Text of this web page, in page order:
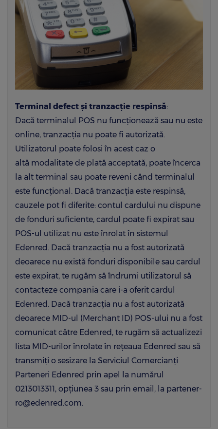
Terminal defect și tranzacție respinsă:
Dacă terminalul POS nu funcționează sau nu este
online, tranzacția nu poate fi autorizată.
Utilizatorul poate folosi în acest caz o
altă modalitate de plată acceptată, poate încerca
la alt terminal sau poate reveni când terminalul
este funcțional. Dacă tranzacția este respinsă,
cauzele pot fi diferite: contul cardului nu dispune
de fonduri suficiente, cardul poate fi expirat sau
POS-ul utilizat nu este înrolat în sistemul
Edenred. Dacă tranzacția nu a fost autorizată
deoarece nu există fonduri disponibile sau cardul
este expirat, te rugăm să îndrumi utilizatorul să
contacteze compania care i-a oferit cardul
Edenred. Dacă tranzacția nu a fost autorizată
deoarece MID-ul (Merchant ID) POS-ului nu a fost
comunicat către Edenred, te rugăm să actualizezi
lista MID-urilor înrolate în rețeaua Edenred sau să
transmiți o sesizare la Serviciul Comercianți
Parteneri Edenred prin apel la numărul
0213013311, opțiunea 3 sau prin email, la partener-
ro@edenred.com.